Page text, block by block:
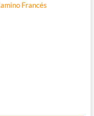
Francés